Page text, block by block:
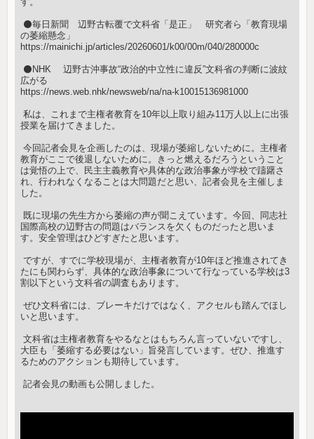
ㅤ ⚫️毎日新聞 辺野古転覆で文科省「是正」 研究者ら「教育現場
の萎縮懸念」
https://mainichi.jp/articles/20260601/k00/00m/040/280000c
ㅤ ⚫️NHK 辺野古沖事故“政治的中立性に違反”文科省の判断に波紋
広がる
https://news.web.nhk/newsweb/na/na-k10015136981000
ㅤ 私は、これまで主権者教育を10年以上取り組み11万人以上に出張
授業を届けてきました。
ㅤ 今回記者会見を企画したのは、現場が萎縮しないために。主権者
教育がここで後退しないために。きっと燃えるだろうということ
は覚悟の上で、民主主義教育や具体的な政治事象が学校で躊躇さ
れ、行われなくなることは大問題だと思い、記者会見を主催しま
した。
ㅤ 既に現場の先生方から萎縮の声が聞こえています。今回、同志社
国際高校の辺野古の問題はバランスを欠くものだったと思いま
す。安全管理はひどすぎたと思います。
ㅤ ですが、すでに学校現場が、主権者教育が10年ほど推進されてき
たにも関わらず、具体的な政治事象について行なっている学校は3
割以下という文科省の調査もあります。
ㅤㅤ ぜひ文科省には、ブレーキだけではなく、アクセルも踏んでほし
いと思います。
ㅤㅤ 文科省は主権者教育をやるなとはもちろん言っていないですし、
大臣も「萎縮する必要はない」旨発言しています。ぜひ、推進す
るためのアクションも期待しています。
ㅤ 記者会見の動画も公開しました。